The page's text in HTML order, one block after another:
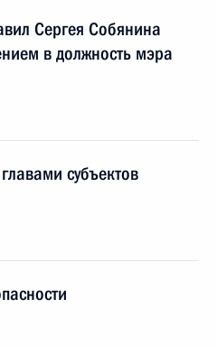
Сергея Собянина
в должность мэра
субъектов